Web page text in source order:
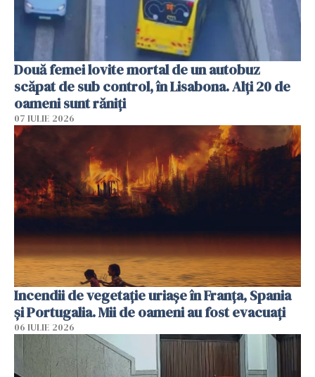
Două femei lovite mortal de un autobuz
scăpat de sub control, în Lisabona. Alți 20 de
oameni sunt răniți
07 IULIE 2026
Incendii de vegetație uriașe în Franța, Spania
și Portugalia. Mii de oameni au fost evacuați
06 IULIE 2026